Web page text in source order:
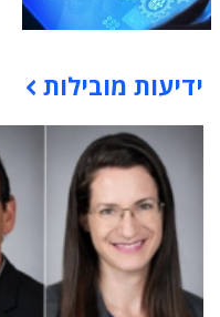
תוכן פרסומי
ידיעות מובילות